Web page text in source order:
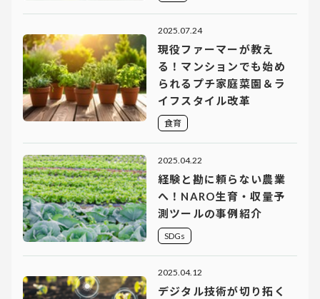
2025.07.24
現役ファーマーが教え
る！マンションでも始め
られるプチ家庭菜園＆ラ
イフスタイル改革
食育
2025.04.22
経験と勘に頼らない農業
へ！NARO生育・収量予
測ツールの事例紹介
SDGs
2025.04.12
デジタル技術が切り拓く